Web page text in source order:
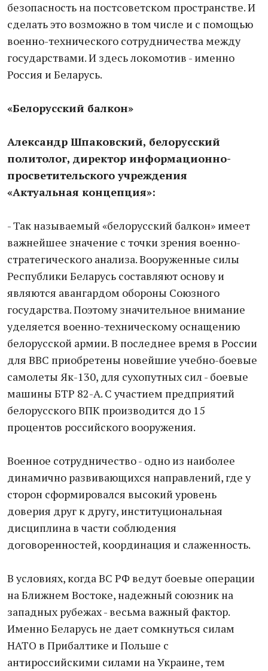
безопасность на постсоветском пространстве. И
сделать это возможно в том числе и с помощью
военно-технического сотрудничества между
государствами. И здесь локомотив - именно
Россия и Беларусь.
«Белорусский балкон»
Александр Шпаковский, белорусский
политолог, директор информационно-
просветительского учреждения
«Актуальная концепция»:
- Так называемый «белорусский балкон» имеет
важнейшее значение с точки зрения военно-
стратегического анализа. Вооруженные силы
Республики Беларусь составляют основу и
являются авангардом обороны Союзного
государства. Поэтому значительное внимание
уделяется военно-техническому оснащению
белорусской армии. В последнее время в России
для ВВС приобретены новейшие учебно-боевые
самолеты Як-130, для сухопутных сил - боевые
машины БТР 82-А. С участием предприятий
белорусского ВПК производится до 15
процентов российского вооружения.
Военное сотрудничество - одно из наиболее
динамично развивающихся направлений, где у
сторон сформировался высокий уровень
доверия друг к другу, институциональная
дисциплина в части соблюдения
договоренностей, координация и слаженность.
В условиях, когда ВС РФ ведут боевые операции
на Ближнем Востоке, надежный союзник на
западных рубежах - весьма важный фактор.
Именно Беларусь не дает сомкнуться силам
НАТО в Прибалтике и Польше с
антироссийскими силами на Украине, тем